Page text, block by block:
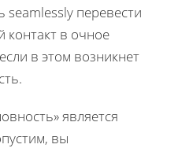
seamlessly перевести
контакт в очное
в этом возникнет
является
вы